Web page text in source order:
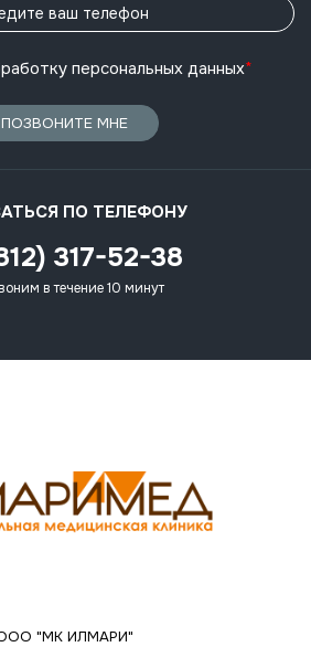
персональных данных*
ПОЗВОНИТЕ МНЕ
ПО ТЕЛЕФОНУ
317-52-38
в течение 10 минут
"МК ИЛМАРИ"